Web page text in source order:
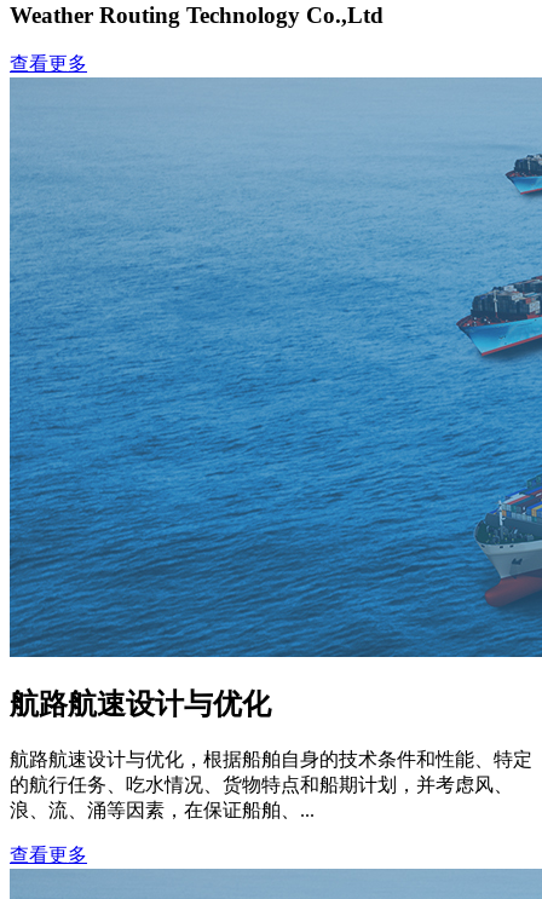
Weather Routing Technology Co.,Ltd
查看更多
航路航速设计与优化
航路航速设计与优化，根据船舶自身的技术条件和性能、特定
的航行任务、吃水情况、货物特点和船期计划，并考虑风、
浪、流、涌等因素，在保证船舶、...
查看更多